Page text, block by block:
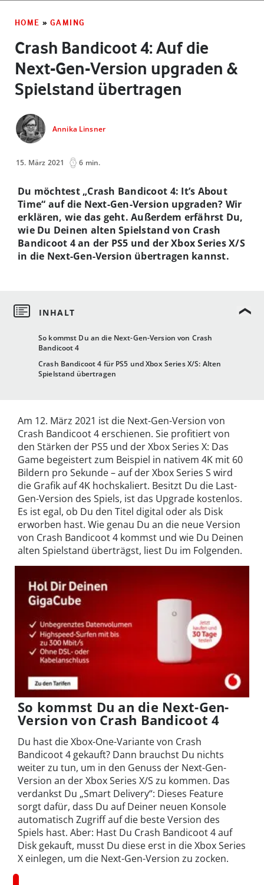
HOME » GAMING
Crash Bandicoot 4: Auf die
Next-Gen-Version upgraden &
Spielstand übertragen
Annika Linsner
15. März 2021 6 min.
So kommst Du an die Next-Gen-Version von Crash
Bandicoot 4
Crash Bandicoot 4 für PS5 und Xbox Series X/S: Alten
Spielstand übertragen
Du möchtest „Crash Bandicoot 4: It’s About
Time“ auf die Next-Gen-Version upgraden? Wir
erklären, wie das geht. Außerdem erfährst Du,
wie Du Deinen alten Spielstand von Crash
Bandicoot 4 an der PS5 und der Xbox Series X/S
in die Next-Gen-Version übertragen kannst.
Am 12. März 2021 ist die Next-Gen-Version von
Crash Bandicoot 4 erschienen. Sie profitiert von
den Stärken der PS5 und der Xbox Series X: Das
Game begeistert zum Beispiel in nativem 4K mit 60
Bildern pro Sekunde – auf der Xbox Series S wird
die Grafik auf 4K hochskaliert. Besitzt Du die Last-
Gen-Version des Spiels, ist das Upgrade kostenlos.
Es ist egal, ob Du den Titel digital oder als Disk
erworben hast. Wie genau Du an die neue Version
von Crash Bandicoot 4 kommst und wie Du Deinen
alten Spielstand überträgst, liest Du im Folgenden.
So kommst Du an die Next-Gen-
Version von Crash Bandicoot 4
Du hast die Xbox-One-Variante von Crash
Bandicoot 4 gekauft? Dann brauchst Du nichts
weiter zu tun, um in den Genuss der Next-Gen-
Version an der Xbox Series X/S zu kommen. Das
verdankst Du „Smart Delivery“: Dieses Feature
sorgt dafür, dass Du auf Deiner neuen Konsole
automatisch Zugriff auf die beste Version des
Spiels hast. Aber: Hast Du Crash Bandicoot 4 auf
Disk gekauft, musst Du diese erst in die Xbox Series
X einlegen, um die Next-Gen-Version zu zocken.